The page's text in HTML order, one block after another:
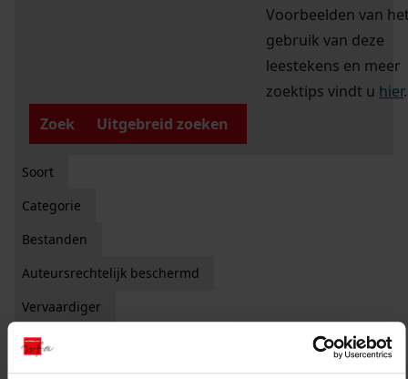
Voorbeelden van
gebruik van deze
leestekens en meer
zoektips vindt u hier.
Zoek
Uitgebreid zoeken
Soort
Categorie
Bestanden
Auteursrechtelijk beschermd
Vervaardiger
Zichtbaar studiezaal
Filter: